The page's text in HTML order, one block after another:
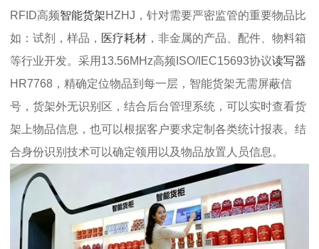
RFID高频智能货架HZHJ，针对需要严密监管的重要物品比
如：试剂，样品， 医疗耗材 ，非金属的产品、配件、物料箱
等行业开发。采用13.56MHz高频ISO/IEC15693协议读写器
HR7768，精确定位物品到每一层，智能货架无需屏蔽信
号，货架外无识别区，结合后台管理系统，可以实时查看货
架上物品信息，也可以根据客户要求定制各类统计报表。结
合身份识别技术可以确定领用以及物品放置人员信息。